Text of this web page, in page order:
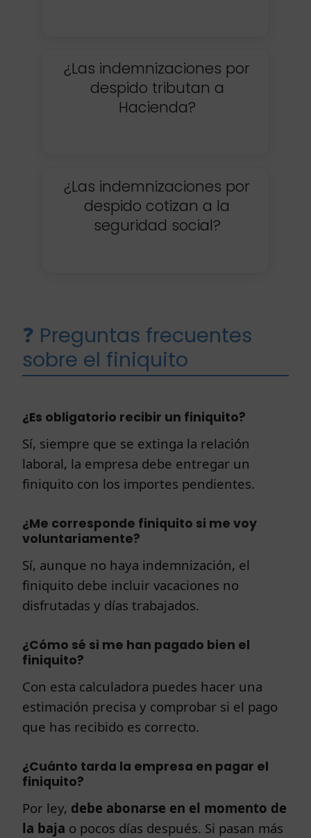
¿Las indemnizaciones por
despido tributan a
Hacienda?
¿Las indemnizaciones por
despido cotizan a la
seguridad social?
❓ Preguntas frecuentes
sobre el finiquito
¿Es obligatorio recibir un finiquito?
Sí, siempre que se extinga la relación
laboral, la empresa debe entregar un
finiquito con los importes pendientes.
¿Me corresponde finiquito si me voy
voluntariamente?
Sí, aunque no haya indemnización, el
finiquito debe incluir vacaciones no
disfrutadas y días trabajados.
¿Cómo sé si me han pagado bien el
finiquito?
Con esta calculadora puedes hacer una
estimación precisa y comprobar si el pago
que has recibido es correcto.
¿Cuánto tarda la empresa en pagar el
finiquito?
Por ley, debe abonarse en el momento de
la baja o pocos días después. Si pasan más